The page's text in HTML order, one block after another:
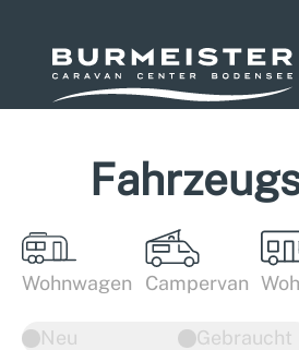
Wohnwagen Campervan
Neu Gebraucht